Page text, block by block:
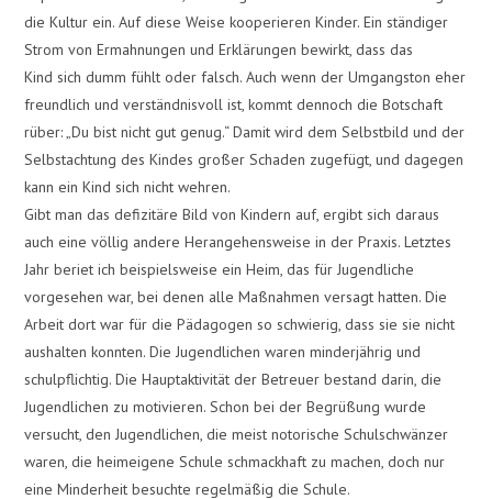
die Kultur ein. Auf diese Weise kooperieren Kinder. Ein ständiger
Strom von Ermahnungen und Erklärungen bewirkt, dass das
Kind sich dumm fühlt oder falsch. Auch wenn der Umgangston eher
freundlich und verständnisvoll ist, kommt dennoch die Botschaft
rüber: „Du bist nicht gut genug.“ Damit wird dem Selbstbild und der
Selbstachtung des Kindes großer Schaden zugefügt, und dagegen
kann ein Kind sich nicht wehren.
Gibt man das defizitäre Bild von Kindern auf, ergibt sich daraus
auch eine völlig andere Herangehensweise in der Praxis. Letztes
Jahr beriet ich beispielsweise ein Heim, das für Jugendliche
vorgesehen war, bei denen alle Maßnahmen versagt hatten. Die
Arbeit dort war für die Pädagogen so schwierig, dass sie sie nicht
aushalten konnten. Die Jugendlichen waren minderjährig und
schulpflichtig. Die Hauptaktivität der Betreuer bestand darin, die
Jugendlichen zu motivieren. Schon bei der Begrüßung wurde
versucht, den Jugendlichen, die meist notorische Schulschwänzer
waren, die heimeigene Schule schmackhaft zu machen, doch nur
eine Minderheit besuchte regelmäßig die Schule.